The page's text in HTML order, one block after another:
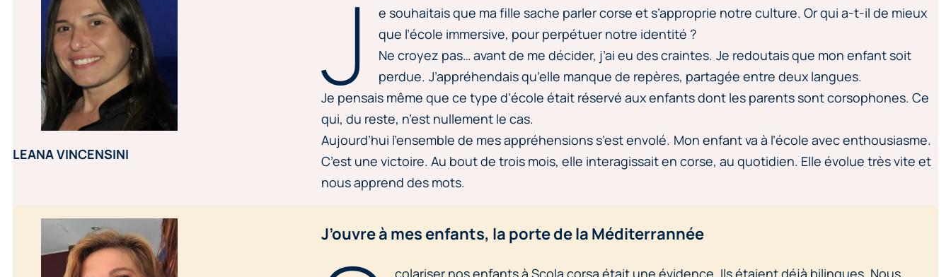
LEANA VINCENSINI
J
e souhaitais que ma fille sache parler corse et s’approprie notre culture. Or qui a-t-il de mieux
que l’école immersive, pour perpétuer notre identité ?
Ne croyez pas… avant de me décider, j’ai eu des craintes. Je redoutais que mon enfant soit
perdue. J’appréhendais qu’elle manque de repères, partagée entre deux langues.
Je pensais même que ce type d’école était réservé aux enfants dont les parents sont corsophones. Ce
qui, du reste, n’est nullement le cas.
Aujourd’hui l’ensemble de mes appréhensions s’est envolé. Mon enfant va à l’école avec enthousiasme.
C’est une victoire. Au bout de trois mois, elle interagissait en corse, au quotidien. Elle évolue très vite et
nous apprend des mots.
J’ouvre à mes enfants, la porte de la Méditerrannée
colariser nos enfants à Scola corsa était une évidence. Ils étaient déjà bilingues, Nous